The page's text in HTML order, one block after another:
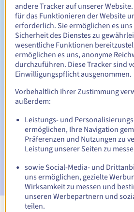
Verlängerungszeitraum
Rückgewinnungsfrist
Warn-E-Mails:
E-Mail am Ablaufdatumzur
Sperrung des Domainnamens
Benachrichtigung über die
andere Tracker auf unserer
für das Funktionieren der Website
erforderlich. Sie ermöglichen es
Sicherheit des Dienstes zu
wesentliche Funktionen
ermöglichen es uns, anonyme
durchzuführen. Diese Tracker sind
Einwilligungspflicht ausgenommen.
Vorbehaltlich Ihrer Zustimmung
außerdem:
Leistungs- und
ermöglichen, Ihre Navigation
Präferenzen und Nutzungen zu
Leistung unserer Seiten zu
sowie Social-Media- und
uns ermöglichen, gezielte
Wirksamkeit zu messen und
unseren Werbepartnern und
teilen.